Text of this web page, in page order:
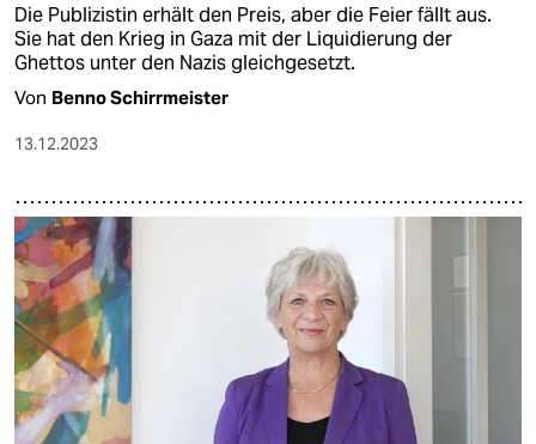
Die Publizistin erhält den Preis, aber die Feier fällt aus.
Sie hat den Krieg in Gaza mit der Liquidierung der
Ghettos unter den Nazis gleichgesetzt.
Von Benno Schirrmeister
13.12.2023